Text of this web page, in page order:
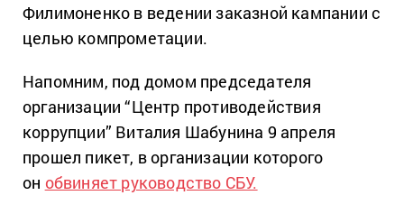
Филимоненко в ведении заказной кампании с
целью компрометации.
Напомним, под домом председателя
организации “Центр противодействия
коррупции” Виталия Шабунина 9 апреля
прошел пикет, в организации которого
он обвиняет руководство СБУ.